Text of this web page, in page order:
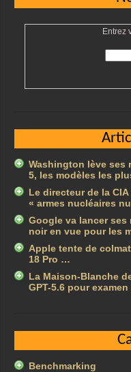
Entrez
Washington lève ses
5, les modèles les
Le directeur de la
« armes nucléaires
Google va lancer ses
noir en vue pour les
Apple tente de
18 Pro …
La Maison-Blanche
GPT-5.6 pour
Benchmarking